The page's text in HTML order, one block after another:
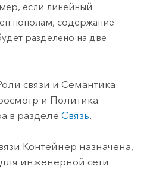
если линейный
пополам, содержание
разделено на две
связи и Семантика
и Политика
в разделе Связь.
Контейнер назначена,
инженерной сети